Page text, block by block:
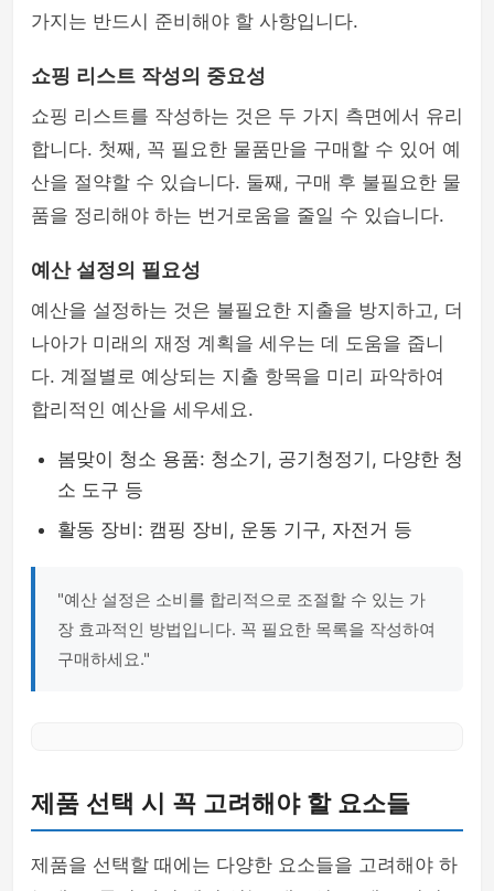
가지는 반드시 준비해야 할 사항입니다.
쇼핑 리스트 작성의 중요성
쇼핑 리스트를 작성하는 것은 두 가지 측면에서 유리
합니다. 첫째, 꼭 필요한 물품만을 구매할 수 있어 예
산을 절약할 수 있습니다. 둘째, 구매 후 불필요한 물
품을 정리해야 하는 번거로움을 줄일 수 있습니다.
예산 설정의 필요성
예산을 설정하는 것은 불필요한 지출을 방지하고, 더
나아가 미래의 재정 계획을 세우는 데 도움을 줍니
다. 계절별로 예상되는 지출 항목을 미리 파악하여
합리적인 예산을 세우세요.
봄맞이 청소 용품: 청소기, 공기청정기, 다양한 청
소 도구 등
활동 장비: 캠핑 장비, 운동 기구, 자전거 등
"예산 설정은 소비를 합리적으로 조절할 수 있는 가
장 효과적인 방법입니다. 꼭 필요한 목록을 작성하여
구매하세요."
제품 선택 시 꼭 고려해야 할 요소들
제품을 선택할 때에는 다양한 요소들을 고려해야 하